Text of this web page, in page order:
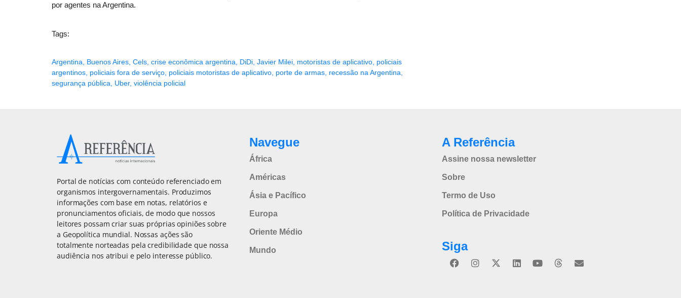
por agentes na Argentina.
Tags:
Argentina Buenos Aires Cels crise econômica argentina DiDi Javier Milei motoristas de aplicativo policiais
argentinos policiais fora de serviço policiais motoristas de aplicativo porte de armas recessão na Argentina
segurança pública
Uber, violência policial
Portal de notícias com conteúdo referenciado em
organismos intergovernamentais. Produzimos
informações com base em notas, relatórios e
pronunciamentos oficiais, de modo que nossos
leitores possam criar suas próprias opiniões sobre
a Geopolítica mundial. Nossas ações são
totalmente norteadas pela credibilidade que nossa
audiência nos atribui e pelo interesse público.
Navegue
África
Américas
Ásia e Pacífico
Europa
Oriente Médio
Mundo
A Referência
Assine nossa newsletter
Sobre
Termo de Uso
Política de Privacidade
Siga